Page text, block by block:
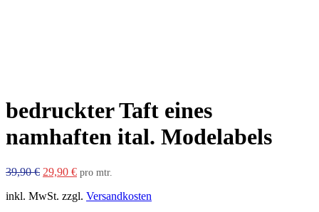
bedruckter Taft eines
namhaften ital. Modelabels
39,90€ Ursprünglicher
war:
29,90 €Aktueller
ist:
pro mtr.
inkl. MwSt. zzgl. Versandkosten